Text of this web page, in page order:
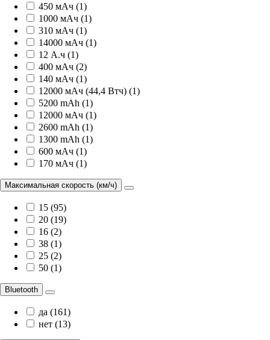
450 мАч (1)
1000 мАч (1)
310 мАч (1)
14000 мАч (1)
12 А.ч (1)
400 мАч (2)
140 мАч (1)
12000 мАч (44,4 Втч) (1)
5200 mAh (1)
12000 мАч (1)
2600 mAh (1)
1300 mAh (1)
600 мАч (1)
170 мАч (1)
Максимальная скорость (км/ч)
15 (95)
20 (19)
16 (2)
38 (1)
25 (2)
50 (1)
Bluetooth
да (161)
нет (13)